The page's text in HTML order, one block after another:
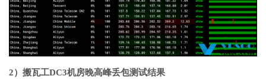
2）搬瓦工DC3机房晚高峰丢包测试结果